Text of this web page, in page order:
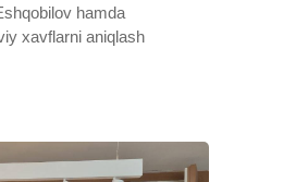
hamda
xavflarni aniqlash